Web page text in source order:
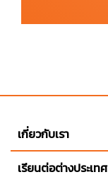
เกี่ยวกับเรา
เรียนต่อต่างประเทศ